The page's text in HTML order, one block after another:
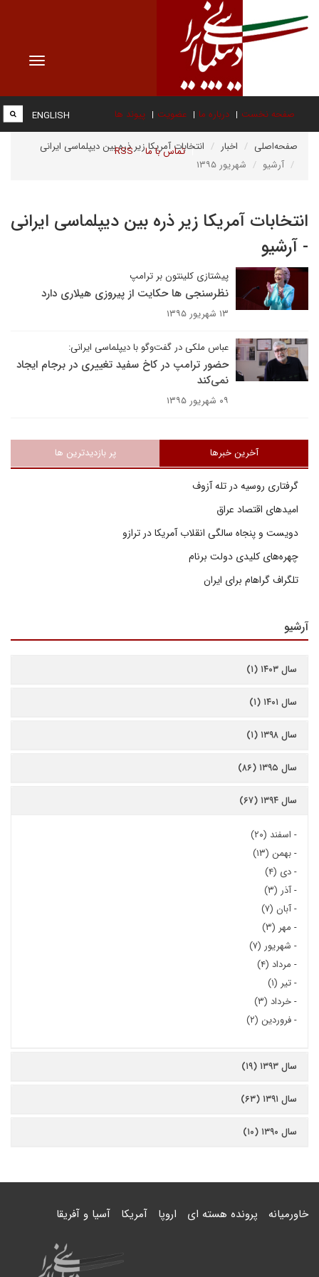
Toggle
صفحه نخست درباره ما عضویت پیوند ها
تماس با ما RSS
ENGLISH
صفحه‌اصلی اخبار
انتخابات آمریکا زیر ذره بین دیپلماسی ایرانی
آرشیو
شهریور ۱۳۹۵
انتخابات آمریکا زیر ذره بین دیپلماسی ایرانی
- آرشیو
پیشتازی کلینتون بر ترامپ
نظرسنجی ها حکایت از پیروزی هیلاری دارد
۱۳ شهریور ۱۳۹۵
عباس ملکی در گفت‌و‌گو با دیپلماسی ایرانی:
حضور ترامپ در کاخ سفید تغییری در برجام ایجاد
نمی‌کند
۰۹ شهریور ۱۳۹۵
آخرین خبرها پر بازدیدترین ها
گرفتاری روسیه در تله آزوف
امیدهای اقتصاد عراق
دویست و پنجاه سالگی انقلاب آمریکا در ترازو
چهره‌های کلیدی دولت برنام
تلگراف گراهام برای ایران
آرشیو
سال ۱۴۰۳ (۱)
سال ۱۴۰۱ (۱)
سال ۱۳۹۸ (۱)
سال ۱۳۹۵ (۸۶)
سال ۱۳۹۴ (۶۷)
- اسفند (۲۰)
-بهمن (۱۳)
-دی (۴)
-آذر (۳)
-آبان (۷)
- مهر (۳)
- شهریور (۷)
- مرداد (۴)
-تیر (۱)
-خرداد (۳)
-فروردین (۲)
سال ۱۳۹۳ (۱۹)
سال ۱۳۹۱ (۶۳)
سال ۱۳۹۰ (۱۰)
خاورمیانه پرونده هسته ای اروپا آمریکا آسیا و آفریقا